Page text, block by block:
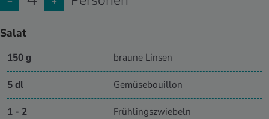
Salat
150 g braune Linsen
5 dl Gemüsebouillon
1 - 2 Frühlingszwiebeln